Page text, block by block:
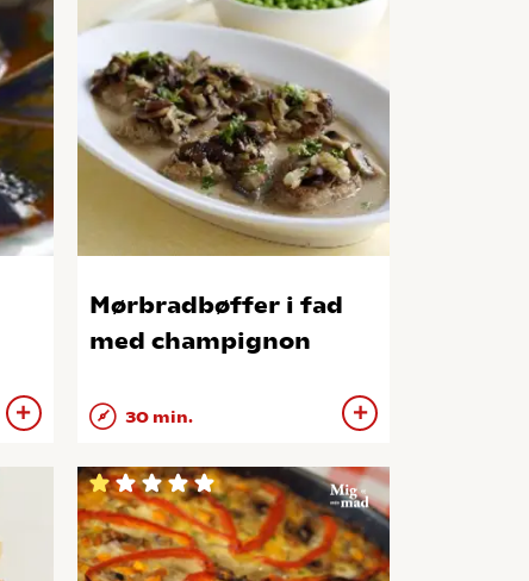
Mørbradbøffer i fad
med champignon
30 min.